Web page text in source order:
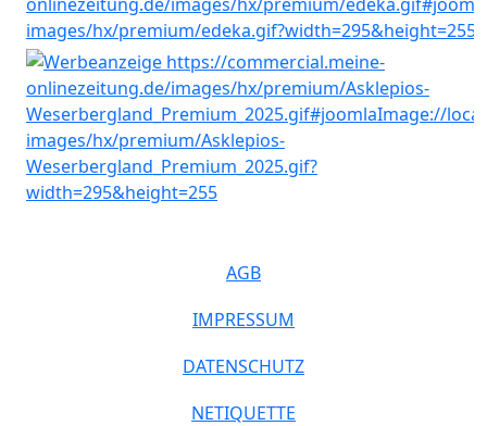
AGB
IMPRESSUM
DATENSCHUTZ
NETIQUETTE